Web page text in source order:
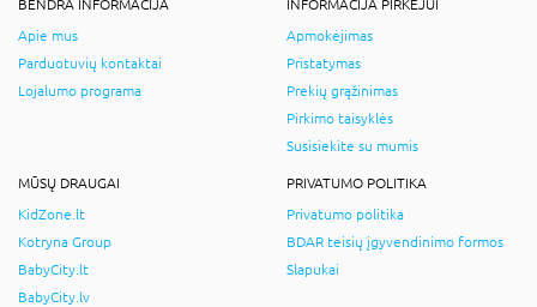
BENDRA INFORMACIJA
Apie mus
Parduotuvių kontaktai
Lojalumo programa
INFORMACIJA PIRKĖJUI
Apmokėjimas
Pristatymas
Prekių grąžinimas
Pirkimo taisyklės
Susisiekite su mumis
MŪSŲ DRAUGAI
KidZone.lt
Kotryna Group
BabyCity.lt
BabyCity.lv
PRIVATUMO POLITIKA
Privatumo politika
BDAR teisių įgyvendinimo formos
Slapukai